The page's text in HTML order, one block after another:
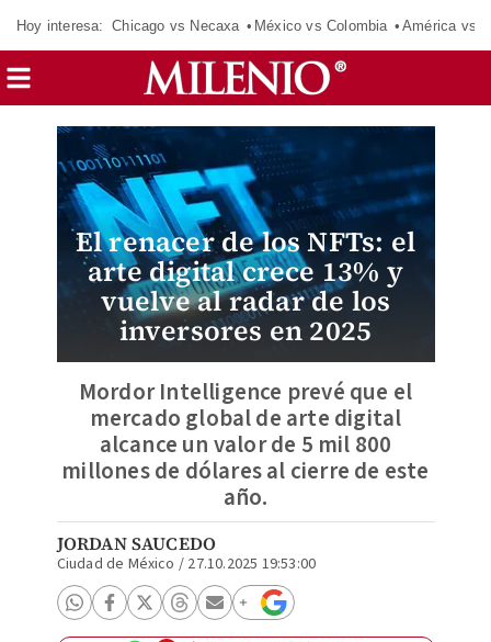
Hoy interesa: Chicago vs Necaxa México vs Colombia América vs
El renacer de los NFTs: el
arte digital crece 13% y
vuelve al radar de los
inversores en 2025
Mordor Intelligence prevé que el
mercado global de arte digital
alcance un valor de 5 mil 800
millones de dólares al cierre de este
año.
JORDAN SAUCEDO
Ciudad de México / 27.10.2025 19:53:00